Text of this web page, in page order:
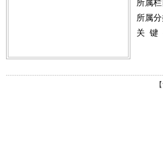
所属栏
所属
关 键
【